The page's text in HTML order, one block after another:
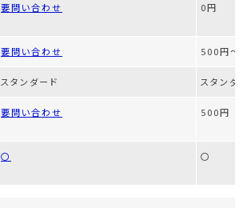
要問い合わせ 0円
要問い合わせ 500円～
スタンダード スタンダ
要問い合わせ 500円
〇 〇